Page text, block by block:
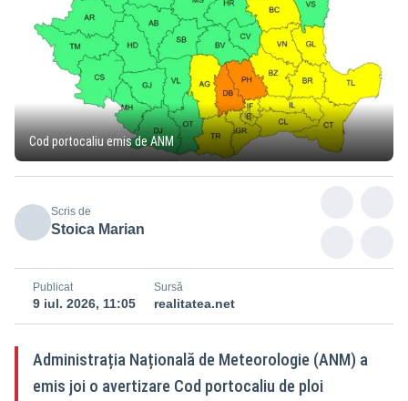
Cod portocaliu emis de ANM
Scris de
Stoica Marian
Publicat
9 iul. 2026, 11:05
Sursă
realitatea.net
Administrația Națională de Meteorologie (ANM) a
emis joi o avertizare Cod portocaliu de ploi